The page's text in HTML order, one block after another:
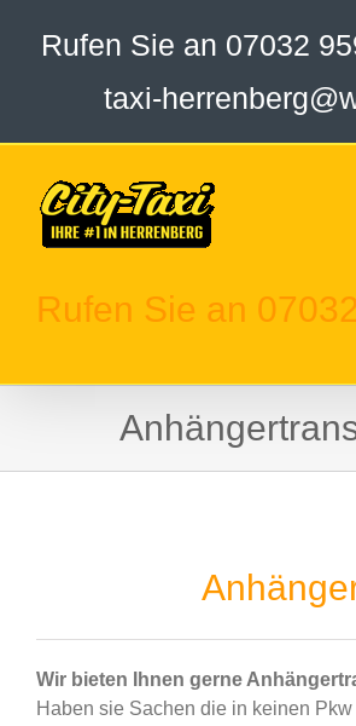
InhaltRufen Sie an 07032
taxi-
Rufen Sie an
Wir bieten Ihnen gerne
Haben sie Sachen die in keinen